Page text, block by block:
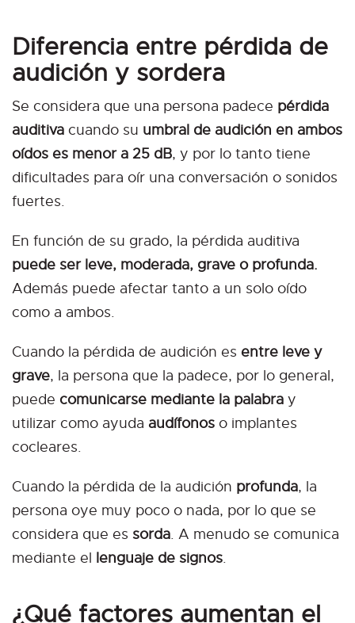
Diferencia entre pérdida de
audición y sordera
Se considera que una persona padece pérdida
auditiva cuando su umbral de audición en ambos
oídos es menor a 25 dB, y por lo tanto tiene
dificultades para oír una conversación o sonidos
fuertes.
En función de su grado, la pérdida auditiva
puede ser leve, moderada, grave o profunda.
Además puede afectar tanto a un solo oído
como a ambos.
Cuando la pérdida de audición es entre leve y
grave, la persona que la padece, por lo general,
puede comunicarse mediante la palabra y
utilizar como ayuda audífonos o implantes
cocleares.
Cuando la pérdida de la audición profunda, la
persona oye muy poco o nada, por lo que se
considera que es sorda. A menudo se comunica
mediante el lenguaje de signos.
¿Qué factores aumentan el